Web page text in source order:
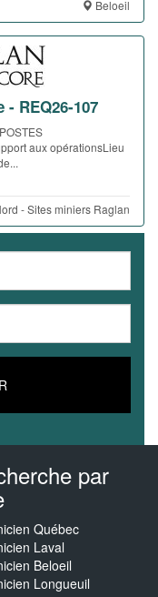
Beloeil
REQ26-107
aux opérationsLieu
- Sites miniers Raglan
par
Québec
Laval
Beloeil
Longueuil